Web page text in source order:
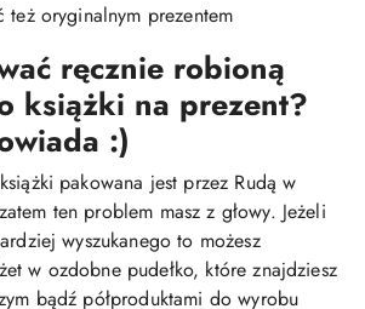
też oryginalnym prezentem
ręcznie robioną
książki na prezent?
:)
pakowana jest przez Rudą w
ten problem masz z głowy. Jeżeli
wyszukanego to możesz
w ozdobne pudełko, które znajdziesz
bądź półproduktami do wyrobu